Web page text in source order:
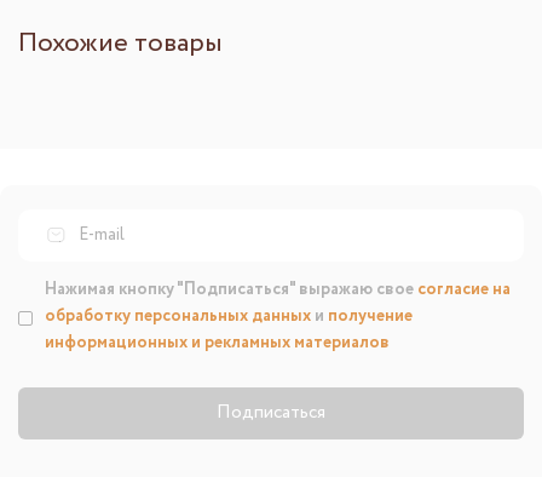
Похожие товары
Подписаться
Нажимая кнопку "Подписаться" выражаю свое согласие на
обработку персональных данных и получение
информационных и рекламных материалов